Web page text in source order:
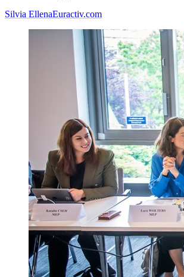
Silvia EllenaEuractiv.com